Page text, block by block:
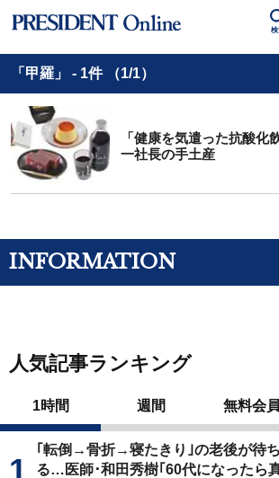
検
「甲羅」 - 1件 （1/1）
「健康を気遣った抗酸化
一社長の手土産
INFORMATION
人気記事ランキング
1時間 週間 無料会員
｢転倒→骨折→寝たきり｣の老後が待
る…医師･和田秀樹｢60代になったら